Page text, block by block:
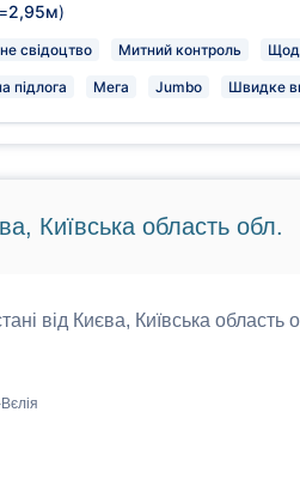
2,95м)
свідоцтво Митний контроль
підлога Мега Jumbo Швидке
Київська область обл.
від Києва, Київська